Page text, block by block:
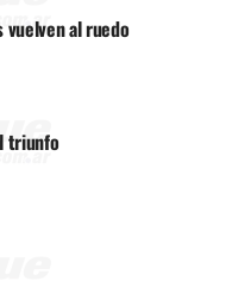
vuelven al ruedo
triunfo